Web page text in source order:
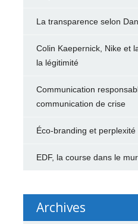
La transparence selon
Colin Kaepernick, Nike et
la légitimité
Communication
communication de crise
Éco-branding et perplexité
EDF, la course dans le
Archives